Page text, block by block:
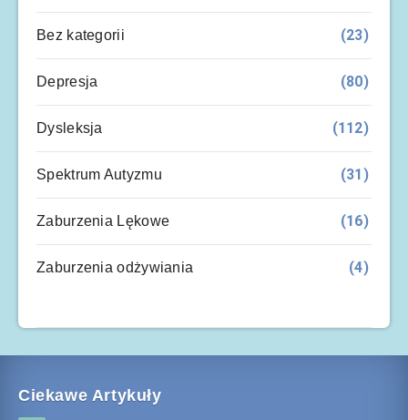
Bez kategorii (23)
Depresja (80)
Dysleksja (112)
Spektrum Autyzmu (31)
Zaburzenia Lękowe (16)
Zaburzenia odżywiania (4)
Ciekawe Artykuły